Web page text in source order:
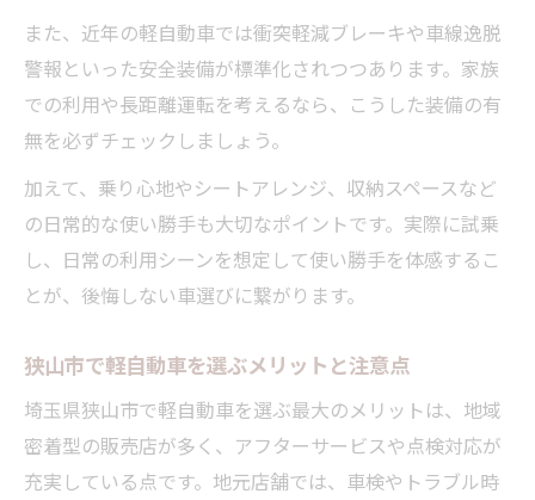
夫
お得に理想の1台と出会うための重要ポイント
狭山市で軽自動車を安く見つけるポイント
保証内容やアフターサービスも要チェック
軽自動車の下取りや買取相場を把握しよう
また、近年の軽自動車では衝突軽減ブレーキや車線逸脱
警報といった安全装備が標準化されつつあります。家族
での利用や長距離運転を考えるなら、こうした装備の有
無を必ずチェックしましょう。
加えて、乗り心地やシートアレンジ、収納スペースなど
の日常的な使い勝手も大切なポイントです。実際に試乗
し、日常の利用シーンを想定して使い勝手を体感するこ
とが、後悔しない車選びに繋がります。
狭山市で軽自動車を選ぶメリットと注意点
埼玉県狭山市で軽自動車を選ぶ最大のメリットは、地域
密着型の販売店が多く、アフターサービスや点検対応が
充実している点です。地元店舗では、車検やトラブル時